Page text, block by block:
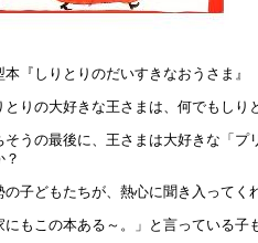
年9月 7日 20:08
４１次（２年次）研究】公開研
年8月 1日 09:00
４１次（２年次）研究】公開
本『しりとりのだいすきなおうさ
とりの大好きな王さまは、何でもしり
そうの最後に、王さまは大好きな「プ
？
の子どもたちが、熱心に聞き入ってく
にもこの本ある～。」と言っている